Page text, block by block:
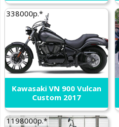
338000р.*
Kawasaki VN 900 Vulcan
Custom 2017
1198000р.*